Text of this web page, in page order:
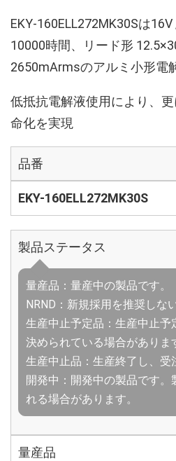
EKY-160ELL272MK30Sは
10000時間、リード形
2650mArmsのアルミ小形電
低抵抗電解液使用により、
命化を実現
品番
EKY-160ELL272MK30S
製品ステータス
量産品：量産中の製品です。
NRND：新規採用を推奨しな
生産中止予定品：生産中止
決められている場合がありま
生産中止品：生産終了し、受
開発中：開発中の製品です。
れる場合があります。
量産品